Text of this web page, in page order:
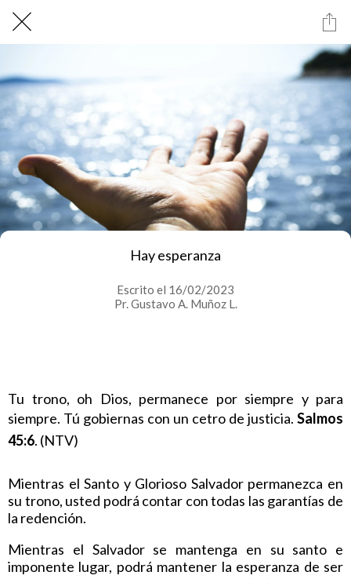
Hay esperanza
Escrito el 16/02/2023
Pr. Gustavo A. Muñoz L.
Tu trono, oh Dios, permanece por siempre y para
siempre. Tú gobiernas con un cetro de justicia. Salmos
45:6. (NTV)
Mientras el Santo y Glorioso Salvador permanezca en
su trono, usted podrá contar con todas las garantías de
la redención.
Mientras el Salvador se mantenga en su santo e
imponente lugar, podrá mantener la esperanza de ser